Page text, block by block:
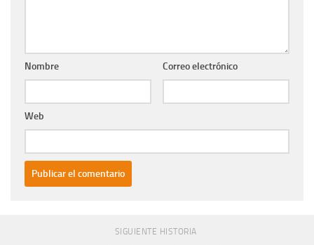
Nombre Correo electrónico
Web
SIGUIENTE HISTORIA